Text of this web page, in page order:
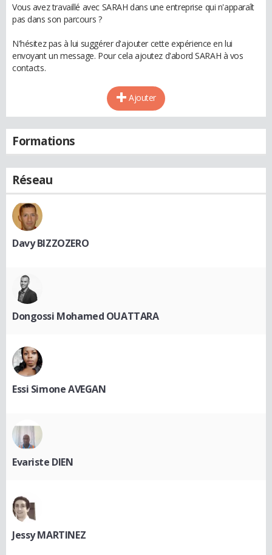
Vous avez travaillé avec SARAH dans une entreprise qui n'apparaît
pas dans son parcours ?
N'hésitez pas à lui suggérer d'ajouter cette expérience en lui
envoyant un message. Pour cela ajoutez d'abord SARAH à vos
contacts.
Ajouter
Formations
Réseau
Davy BIZZOZERO
Dongossi Mohamed OUATTARA
Essi Simone AVEGAN
Evariste DIEN
Jessy MARTINEZ